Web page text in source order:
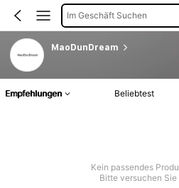
Im Geschäft Suchen
MaoDunDream
Empfehlungen Beliebtest
Kein passendes
Bitte versuchen Sie